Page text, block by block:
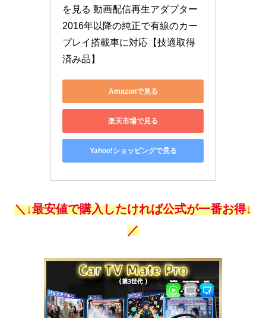
を見る 動画配信再生アダプター
2016年以降の純正で有線のカー
プレイ搭載車に対応【技適取得
済み品】
Amazonで見る
楽天市場で見る
Yahoo!ショッピングで見る
＼↓最安値で購入したければ公式が一番お得↓
／